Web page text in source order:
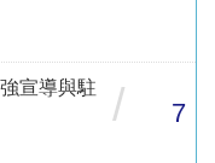
宣導與駐
/ 7